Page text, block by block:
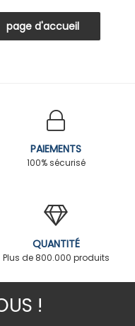
PAIEMENTS
100% sécurisé
QUANTITÉ
Plus de 800.000 produits
!